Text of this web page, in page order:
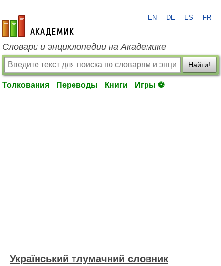
academic.ru
EN DE ES FR
Словари и энциклопедии на Академике
Найти!
Толкования Переводы Книги Игры ⚽
Український тлумачний словник